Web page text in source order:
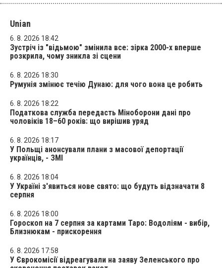
Unian
6. 8. 2026 18:42
Зустріч із "відьмою" змінила все: зірка 2000-х вперше
розкрила, чому зникла зі сцени
6. 8. 2026 18:30
Румунія змінює течію Дунаю: для чого вона це робить
6. 8. 2026 18:22
Податкова служба передасть Міноборони дані про
чоловіків 18–60 років: що вирішив уряд
6. 8. 2026 18:17
У Польщі анонсували плани з масової депортації
українців, - ЗМІ
6. 8. 2026 18:04
У Україні з'явиться нове свято: що будуть відзначати 8
серпня
6. 8. 2026 18:00
Гороскоп на 7 серпня за картами Таро: Водоліям - вибір,
Близнюкам - прискорення
6. 8. 2026 17:58
У Єврокомісії відреагували на заяву Зеленського про